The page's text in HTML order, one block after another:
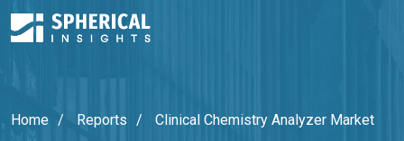
Home Reports Clinical Chemistry Analyzer Market